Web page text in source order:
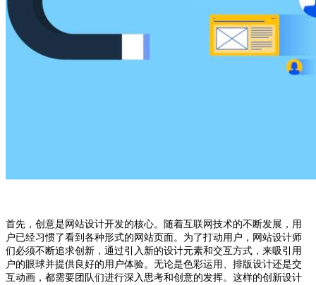
首先，创意是网站设计开发的核心。随着互联网技术的不断发展，用
户已经习惯了看到各种形式的网站页面。为了打动用户，网站设计师
们必须不断追求创新，通过引入新的设计元素和交互方式，来吸引用
户的眼球并提供良好的用户体验。无论是色彩运用、排版设计还是交
互动画，都需要团队们进行深入思考和创意的发挥。这样的创新设计